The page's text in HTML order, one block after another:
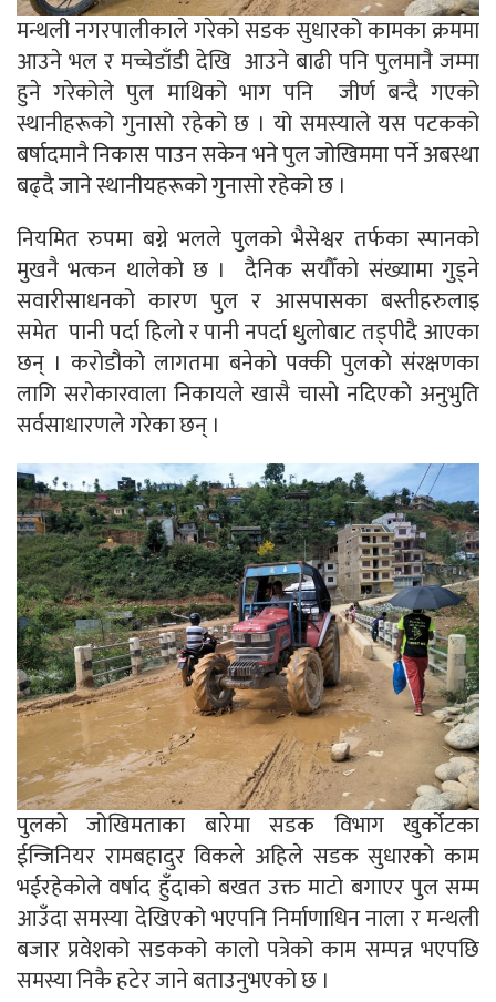
मन्थली नगरपालीकाले गरेको सडक सुधारको कामका क्रममा
आउने भल र मच्चेडाँडी देखि आउने बाढी पनि पुलमानै जम्मा
हुने गरेकोले पुल माथिको भाग पनि जीर्ण बन्दै गएको
स्थानीहरूको गुनासो रहेको छ । यो समस्याले यस पटकको
बर्षादमानै निकास पाउन सकेन भने पुल जोखिममा पर्ने अबस्था
बढ्दै जाने स्थानीयहरूको गुनासो रहेको छ ।
नियमित रुपमा बग्ने भलले पुलको भैसेश्वर तर्फका स्पानको
मुखनै भत्कन थालेको छ । दैनिक सयौँको संख्यामा गुड्ने
सवारीसाधनको कारण पुल र आसपासका बस्तीहरुलाइ
समेत पानी पर्दा हिलो र पानी नपर्दा धुलोबाट तड्पीदै आएका
छन् । करोडौको लागतमा बनेको पक्की पुलको संरक्षणका
लागि सरोकारवाला निकायले खासै चासो नदिएको अनुभुति
सर्वसाधारणले गरेका छन् ।
पुलको जोखिमताका बारेमा सडक विभाग खुर्कोटका
ईन्जिनियर रामबहादुर विकले अहिले सडक सुधारको काम
भईरहेकोले वर्षाद हुँदाको बखत उक्त माटो बगाएर पुल सम्म
आउँदा समस्या देखिएको भएपनि निर्माणाधिन नाला र मन्थली
बजार प्रवेशको सडकको कालो पत्रेको काम सम्पन्न भएपछि
समस्या निकै हटेर जाने बताउनुभएको छ ।